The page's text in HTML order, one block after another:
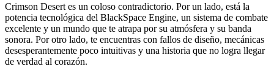
Crimson Desert es un coloso contradictorio. Por un lado, está la
potencia tecnológica del BlackSpace Engine, un sistema de combate
excelente y un mundo que te atrapa por su atmósfera y su banda
sonora. Por otro lado, te encuentras con fallos de diseño, mecánicas
desesperantemente poco intuitivas y una historia que no logra llegar
de verdad al corazón.